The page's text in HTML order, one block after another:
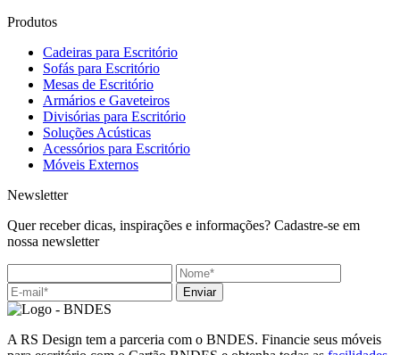
Produtos
Cadeiras para Escritório
Sofás para Escritório
Mesas de Escritório
Armários e Gaveteiros
Divisórias para Escritório
Soluções Acústicas
Acessórios para Escritório
Móveis Externos
Newsletter
Quer receber dicas, inspirações e informações? Cadastre-se em
nossa newsletter
Enviar
A RS Design tem a parceria com o BNDES. Financie seus móveis